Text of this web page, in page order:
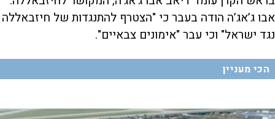
אבו ג’אג’ה הודה בעבר כי "הצטרף להתנגדות של חיזבאללה
נגד ישראל" וכי עבר "אימונים צבאיים".
הכי מעניין